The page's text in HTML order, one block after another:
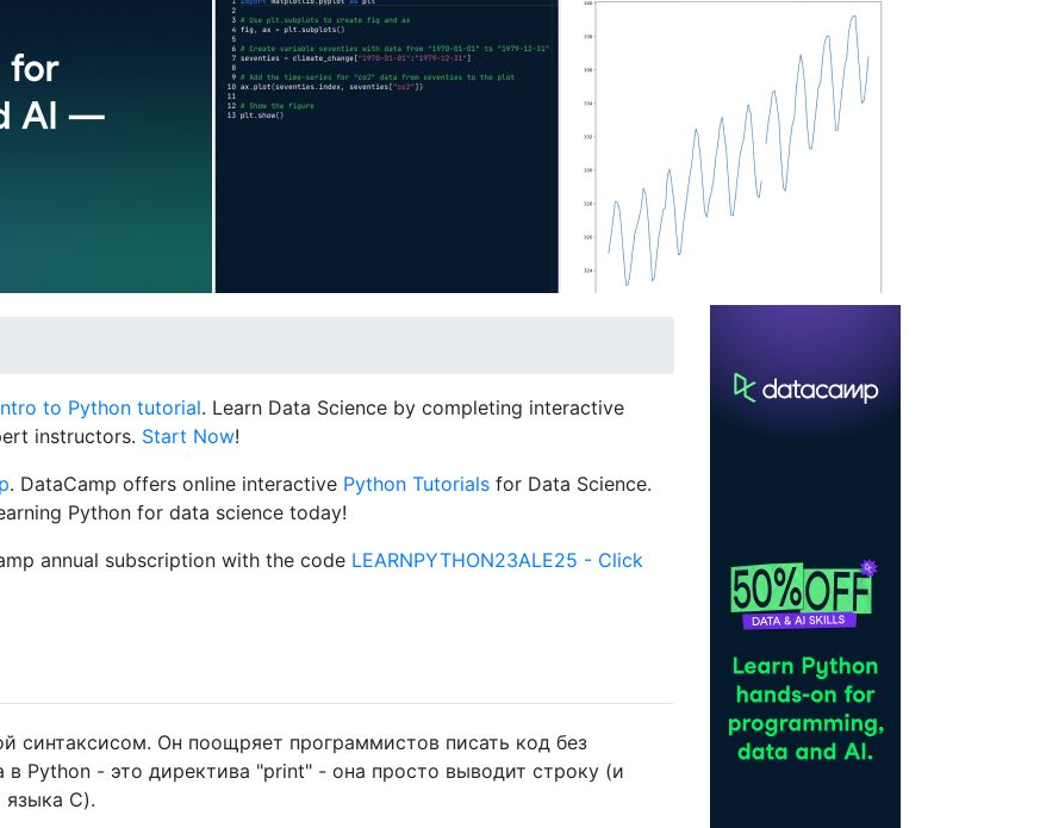
to Python tutorial. Learn Data Science by completing interactive
instructors. Start Now!
. DataCamp offers online interactive Python Tutorials for Data Science.
Python for data science today!
annual subscription with the code LEARNPYTHON23ALE25 - Click
синтаксисом. Он поощряет программистов писать код без
Python - это директива "print" - она просто выводит строку (и
C).